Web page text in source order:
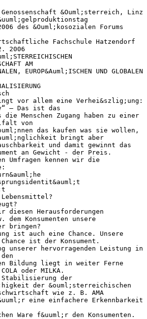
&Ouml;sterreich, Linz
des &Ouml;kosozialen Forums
Fachschule Hatzendorf
2006
AM
EUROP&Auml;ISCHEN UND GLOBALEN
vor allem eine Verhei&szlig;ung:
– Das ist das
die Menschen Zugang haben zu einer
von
das kaufen was sie wollen,
bringt aber
und damit gewinnt das
an Gewicht - der Preis.
Umfragen kennen wir die
Lebensmittel?
diesen Herausforderungen
dem Konsumenten unsere
bringen?
ist auch eine Chance. Unsere
ist der Konsument.
unserer hervorragenden Leistung in
Bildung liegt in weiter Ferne
oder MILKA.
der
der &ouml;sterreichischen
wie z. B. AMA
eine einfachere Erkennbarkeit
Ware f&uuml;r den Konsumenten.